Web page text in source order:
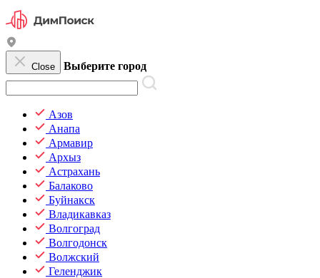
Close Выберите город
Азов
Анапа
Армавир
Архыз
Астрахань
Балаково
Буйнакск
Владикавказ
Волгоград
Волгодонск
Волжский
Геленджик